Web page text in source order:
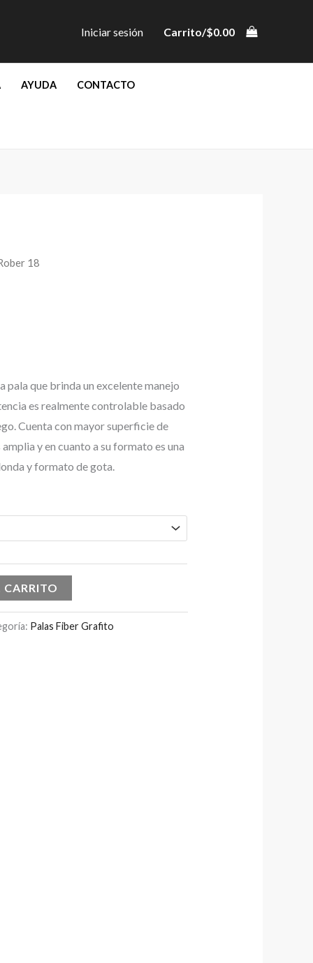
Iniciar sesión Carrito/$0.00
AYUDA CONTACTO
18
pala que brinda un excelente manejo
es realmente controlable basado
Cuenta con mayor superficie de
y en cuanto a su formato es una
y formato de gota.
Palas Fiber Grafito